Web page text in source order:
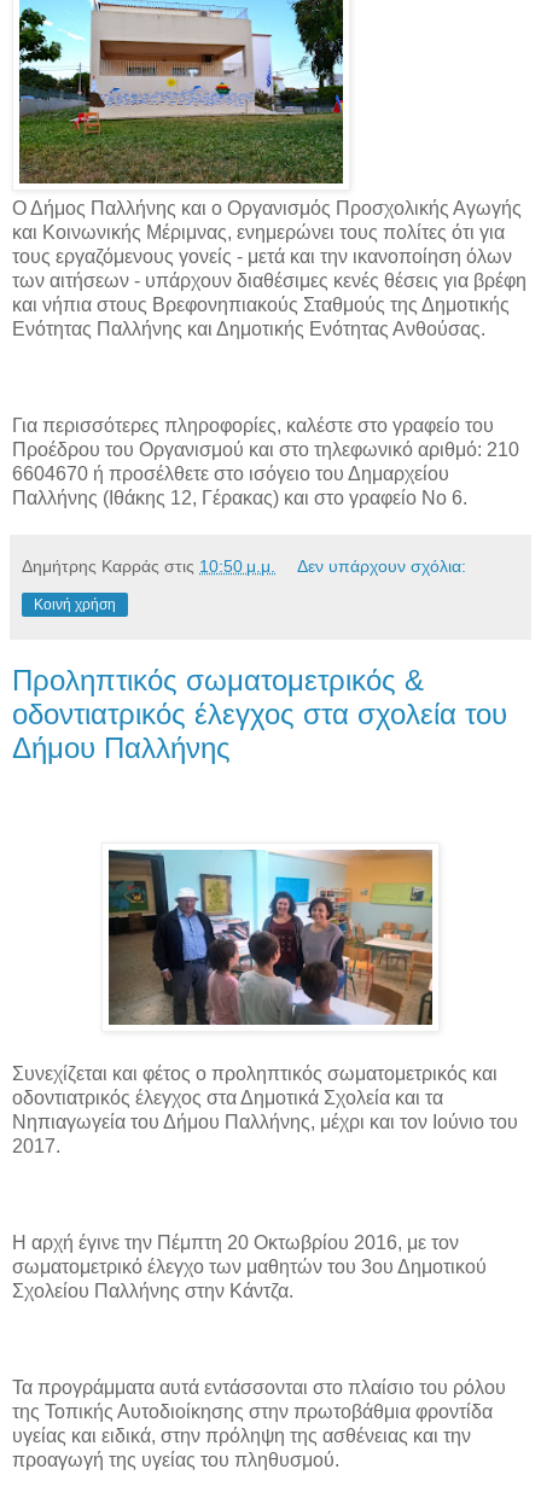
Ο Δήμος Παλλήνης και ο Οργανισμός Προσχολικής Αγωγής
και Κοινωνικής Μέριμνας, ενημερώνει τους πολίτες ότι για
τους εργαζόμενους γονείς - μετά και την ικανοποίηση όλων
των αιτήσεων - υπάρχουν διαθέσιμες κενές θέσεις για βρέφη
και νήπια στους Βρεφονηπιακούς Σταθμούς της Δημοτικής
Ενότητας Παλλήνης και Δημοτικής Ενότητας Ανθούσας.
Για περισσότερες πληροφορίες, καλέστε στο γραφείο του
Προέδρου του Οργανισμού και στο τηλεφωνικό αριθμό: 210
6604670 ή προσέλθετε στο ισόγειο του Δημαρχείου
Παλλήνης (Ιθάκης 12, Γέρακας) και στο γραφείο Νο 6.
Δημήτρης Καρράς στις 10:50 μ.μ. Δεν υπάρχουν σχόλια:
Κοινή χρήση
Προληπτικός σωματομετρικός &
οδοντιατρικός έλεγχος στα σχολεία του
Δήμου Παλλήνης
Συνεχίζεται και φέτος ο προληπτικός σωματομετρικός και
οδοντιατρικός έλεγχος στα Δημοτικά Σχολεία και τα
Νηπιαγωγεία του Δήμου Παλλήνης, μέχρι και τον Ιούνιο του
2017.
Η αρχή έγινε την Πέμπτη 20 Οκτωβρίου 2016, με τον
σωματομετρικό έλεγχο των μαθητών του 3ου Δημοτικού
Σχολείου Παλλήνης στην Κάντζα.
Τα προγράμματα αυτά εντάσσονται στο πλαίσιο του ρόλου
της Τοπικής Αυτοδιοίκησης στην πρωτοβάθμια φροντίδα
υγείας και ειδικά, στην πρόληψη της ασθένειας και την
προαγωγή της υγείας του πληθυσμού.